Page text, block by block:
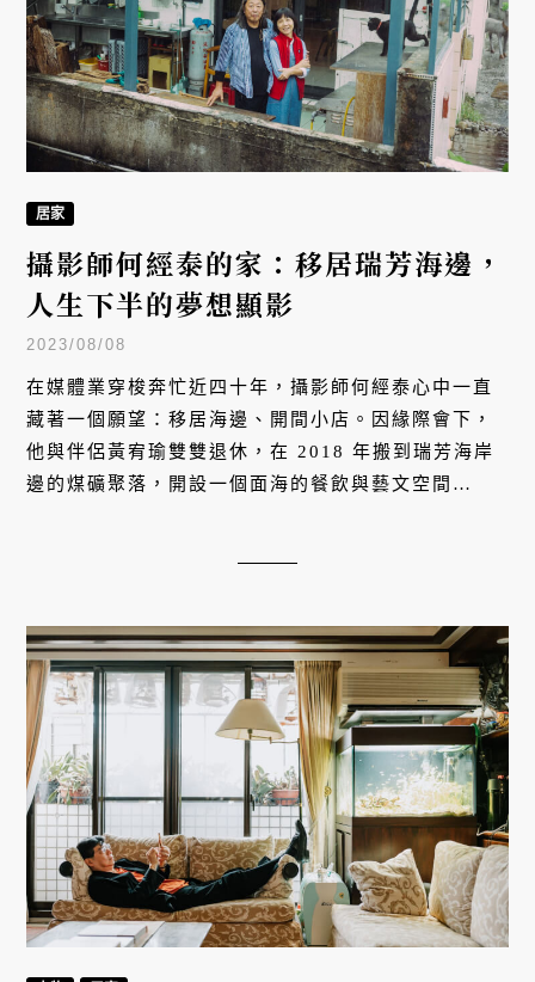
居家
攝影師何經泰的家：移居瑞芳海邊，
人生下半的夢想顯影
2023/08/08
在媒體業穿梭奔忙近四十年，攝影師何經泰心中一直
藏著一個願望：移居海邊、開間小店。因緣際會下，
他與伴侶黃宥瑜雙雙退休，在 2018 年搬到瑞芳海岸
邊的煤礦聚落，開設一個面海的餐飲與藝文空間